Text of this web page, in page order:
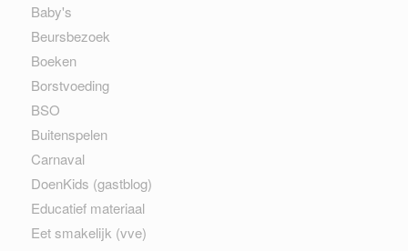
Baby's
Beursbezoek
Boeken
Borstvoeding
BSO
Buitenspelen
Carnaval
DoenKids (gastblog)
Educatief materiaal
Eet smakelijk (vve)